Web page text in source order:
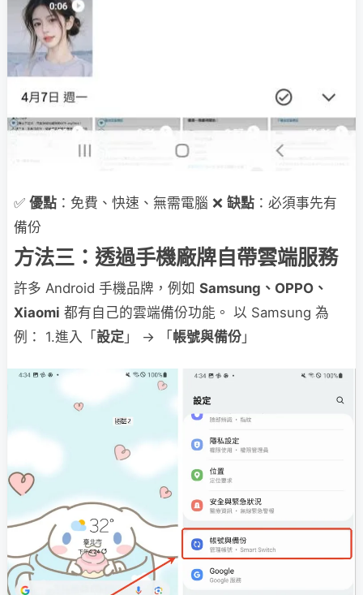
✅ 優點 ：免費、快速、無需電腦 ❌ 缺點 ：必須事先有
備份
方法三：透過手機廠牌自帶雲端服務
許多 Android 手機品牌，例如 Samsung、OPPO、
Xiaomi 都有自己的雲端備份功能。 以 Samsung 為
例： 1.進入「設定 」 → 「帳號與備份 」